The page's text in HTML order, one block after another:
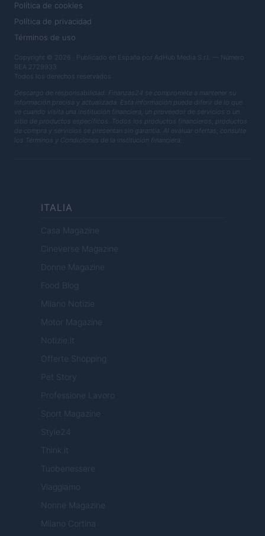
Política de cookies
Política de privacidad
Términos de uso
Copyright © 2026 · Publicado en España por AdHub Media S.r.l. — Número
REA 2729933
Todos los derechos reservados
Descargo de responsabilidad: Finanzas24 se compromete a mantener su
información precisa y actualizada. Esta información puede diferir de lo que
ve cuando visita una institución financiera, un proveedor de servicios o un
sitio de productos específicos. Todos los productos financieros, productos
de compra y servicios se presentan sin garantía. Al evaluar ofertas, consulte
los Términos y Condiciones de la institución financiera.
ITALIA
Casa Magazine
Cineverse Magazine
Donne Magazine
Food Blog
Milano Notizie
Motor Magazine
Notizie.it
Offerte Shopping
Pet Story
Professione Lavoro
Sport Magazine
Style24
Think.it
Tuobenessere
Viaggiamo
Nonne Magazine
Milano Cortina